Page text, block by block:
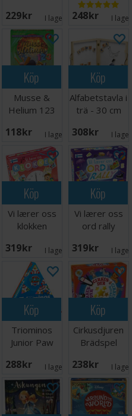
8229 SEK I lager: 5248 SEK I
Köp
Musse &
Helium 123
118 SEK I lager: 4
Köp
Alfabetstavla i
trä - 30 cm
308 SEK I
1
Köp
Vi lærer oss
klokken
319 SEK I lager: 1
Köp
Vi lærer oss
ord rally
319 SEK I
3
Köp
Triominos
Junior Paw
Brädspel
288 SEK I lager: 1
Köp
Cirkusdjuren
Brädspel
238 SEK I